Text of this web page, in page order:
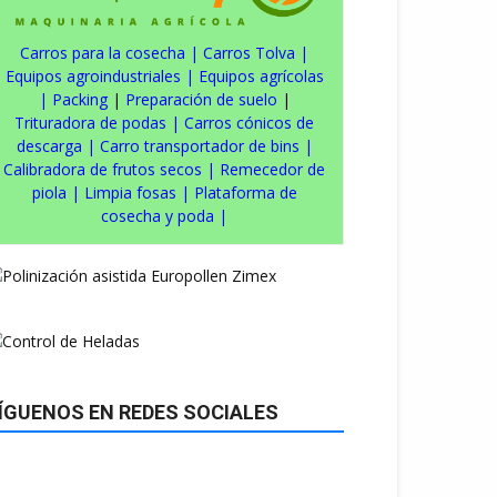
Carros para la cosecha | Carros Tolva |
Equipos agroindustriales | Equipos agrícolas
| Packing| Preparación de suelo |
Trituradora de podas | Carros cónicos de
descarga | Carro transportador de bins |
Calibradora de frutos secos | Remecedor de
piola | Limpia fosas | Plataforma de
cosecha y poda |
EN REDES SOCIALES